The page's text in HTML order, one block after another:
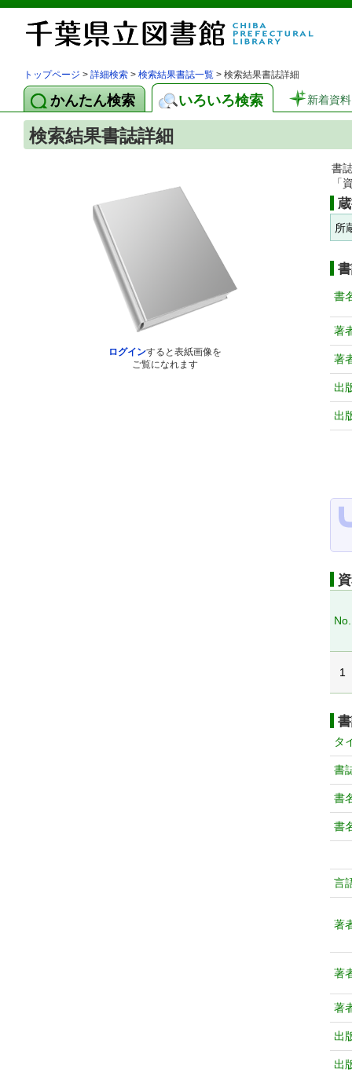
トップページ > 詳細検索 > 検索結果書誌一覧 > 検索結果書誌詳細
かんたん検索 いろいろ検索 新着資料
検索結果書誌詳細
ログインすると表紙画像を
ご覧になれます
書
「
所
書
著
著
出
出
No.
1
タ
書
書
書
言
著
著
著
出
出